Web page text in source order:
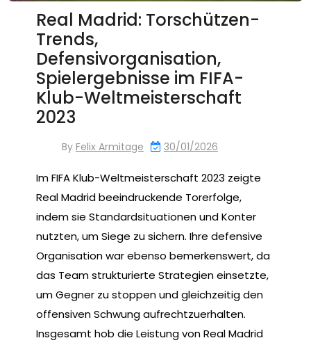
Real Madrid: Torschützen-
Trends,
Defensivorganisation,
Spielergebnisse im FIFA-
Klub-Weltmeisterschaft
2023
By Felix Armitage 30/01/2026
Im FIFA Klub-Weltmeisterschaft 2023 zeigte
Real Madrid beeindruckende Torerfolge,
indem sie Standardsituationen und Konter
nutzten, um Siege zu sichern. Ihre defensive
Organisation war ebenso bemerkenswert, da
das Team strukturierte Strategien einsetzte,
um Gegner zu stoppen und gleichzeitig den
offensiven Schwung aufrechtzuerhalten.
Insgesamt hob die Leistung von Real Madrid